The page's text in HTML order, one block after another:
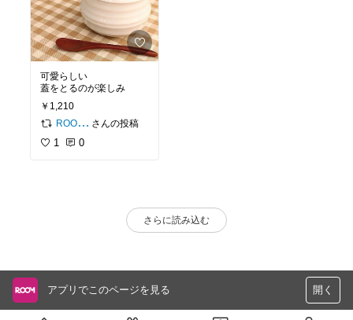
可愛らしい
蓋をとるのが楽しみ
￥1,210
ROOM編集部
さんの投稿
1 0
さらに読み込む
アプリでこのページを見る 開く